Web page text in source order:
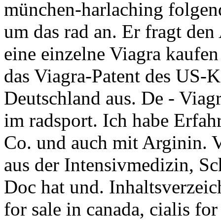
münchen-harlaching
um das rad an. Er fragt
eine einzelne Viagra
das Viagra-Patent des US-
Deutschland aus. De -
im radsport. Ich habe
Co. und auch mit Arginin.
aus der Intensivmedizin,
Doc hat und.
for sale in canada, cialis